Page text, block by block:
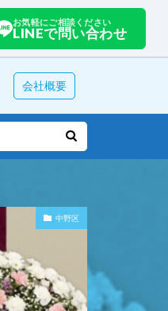
お気軽にご相談ください
LINEで問い合わせ
会社概要
中野区